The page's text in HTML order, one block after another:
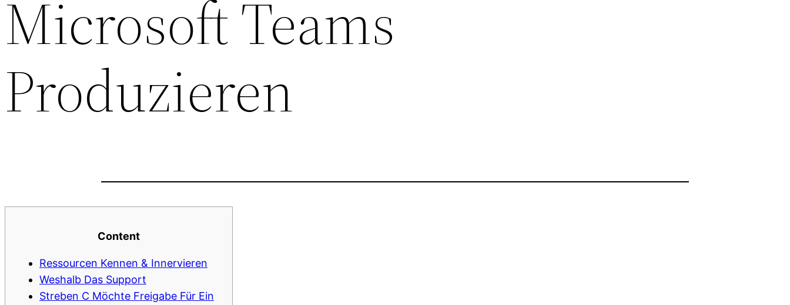
Microsoft Teams
Produzieren
Content
Ressourcen Kennen & Innervieren
Weshalb Das Support
Streben C Möchte Freigabe Für Ein